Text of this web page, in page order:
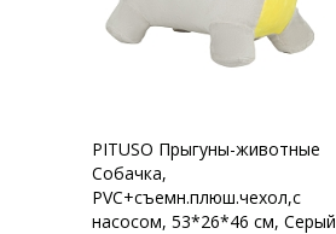
PITUSO Прыгуны-животные
Собачка,
PVC+съемн.плюш.чехол,с
насосом, 53*26*46 см, Серый